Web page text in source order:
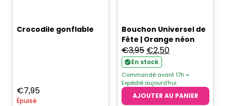
Crocodile gonflable
€7,95
Épuisé
Bouchon Universel de
Fête | Orange néon
€3,95 Le
prix
initial
était :
€3,95.
€2,50Le
actuel
est :
€2,50.
En stock
Commandé avant 17h =
Expédié aujourd'hui
AJOUTER AU PANIER